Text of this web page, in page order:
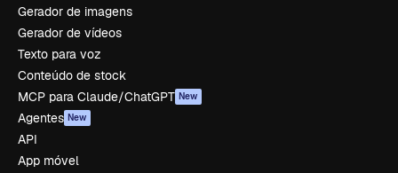
Gerador de imagens
Gerador de vídeos
Texto para voz
Conteúdo de stock
MCP para Claude/ChatGPT New
Agentes New
API
App móvel